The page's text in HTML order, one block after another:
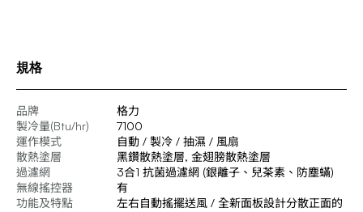
規格
品牌
格力
製冷量(Btu/hr)
7100
運作模式
自動 / 製冷 / 抽濕 / 風扇
散熱塗層
黑鑽散熱塗層, 金翅膀散熱塗層
過濾網
3合1 抗菌過濾網 (銀離子、兒茶素、防塵蟎)
無線搖控器
有
功能及特點
左右自動搖擺送風 / 全新面板設計分散正面的